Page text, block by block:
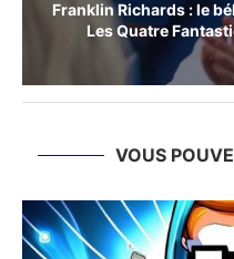
Franklin Richards : le
Les Quatre
VOUS